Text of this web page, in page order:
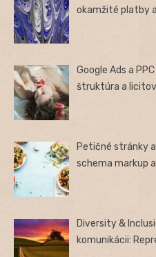
okamžité platby
Google Ads a
štruktúra a
Petičné stránky
schema markup
Diversity &
komunikácii: